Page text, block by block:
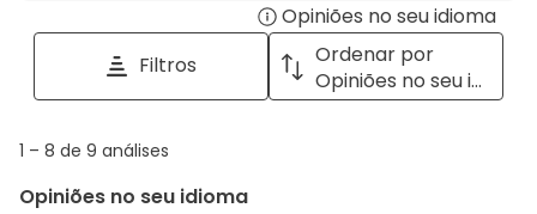
Opiniões no seu idioma
a
with
Filtros
Ordenar por
Opiniões no seu idioma
1
8
1 – 8 de 9 análises
Opiniões no seu idioma